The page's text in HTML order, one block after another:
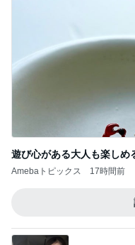
解雇され謝
田中健 嬉し
Amebaトピッ